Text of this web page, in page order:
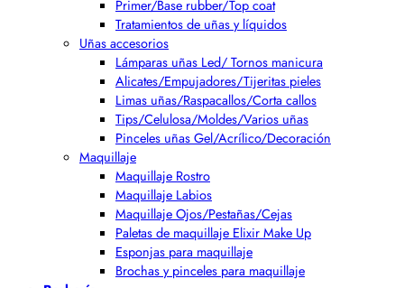
Primer/Base rubber/Top coat
Tratamientos de uñas y líquidos
Uñas accesorios
Lámparas uñas Led/ Tornos manicura
Alicates/Empujadores/Tijeritas pieles
Limas uñas/Raspacallos/Corta callos
Tips/Celulosa/Moldes/Varios uñas
Pinceles uñas Gel/Acrílico/Decoración
Maquillaje
Maquillaje Rostro
Maquillaje Labios
Maquillaje Ojos/Pestañas/Cejas
Paletas de maquillaje Elixir Make Up
Esponjas para maquillaje
Brochas y pinceles para maquillaje